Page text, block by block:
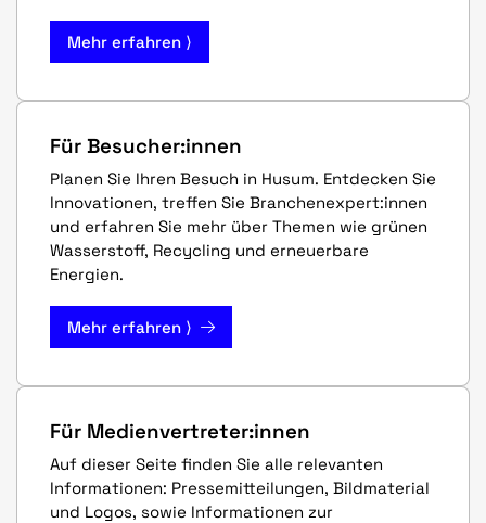
Mehr erfahren ⟩
Für Besucher:innen
Planen Sie Ihren Besuch in Husum. Entdecken Sie
Innovationen, treffen Sie Branchenexpert:innen
und erfahren Sie mehr über Themen wie grünen
Wasserstoff, Recycling und erneuerbare
Energien.
Mehr erfahren ⟩
Für Medienvertreter:innen
Auf dieser Seite finden Sie alle relevanten
Informationen: Pressemitteilungen, Bildmaterial
und Logos, sowie Informationen zur